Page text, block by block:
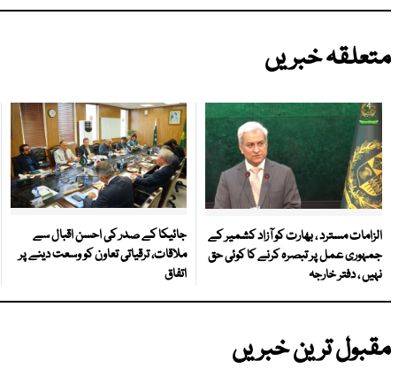
متعلقہ خبریں
الزامات مسترد ، بھارت کو آزاد کشمیر کے
جمہوری عمل پر تبصرہ کرنے کا کوئی حق
نہیں ، دفتر خارجہ
جائیکا کے صدر کی احسن اقبال سے
ملاقات، ترقیاتی تعاون کو وسعت دینے پر
اتفاق
مقبول ترین خبریں